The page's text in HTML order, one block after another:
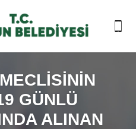
GÜNLÜ
ALINAN